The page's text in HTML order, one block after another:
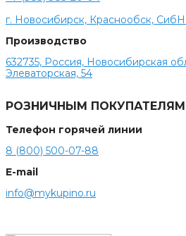
г. Новосибирск, Краснообск,
Производство
632735, Россия, Новосибирская
Элеваторская, 54
РОЗНИЧНЫМ ПОКУПАТЕЛЯМ
Телефон горячей линии
8 (800) 500-07-88
E-mail
info@mykupino.ru